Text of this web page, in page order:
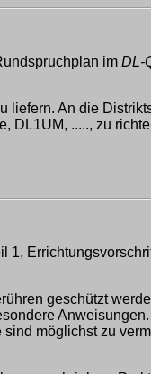
im DL-
liefern. An die
DL1UM, ....., zu
1,
geschützt
möglichst zu